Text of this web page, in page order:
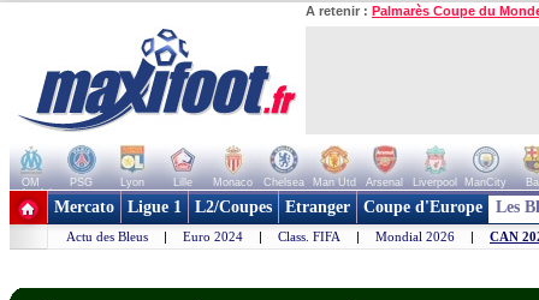
A retenir : Palmarès Coupe du
OM PSG Lyon Lille Monaco Chelsea Man Utd Arsenal Liverpool ManCity
+ de clubs
Mercato Ligue 1 L2/Coupes Etranger Coupe d'Europe Les
Actu des Bleus | Euro 2024 | Class. FIFA | Mondial 2026 | CAN